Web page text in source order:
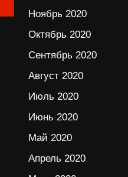
Ноябрь 2020
Октябрь 2020
Сентябрь 2020
Август 2020
Июль 2020
Июнь 2020
Май 2020
Апрель 2020